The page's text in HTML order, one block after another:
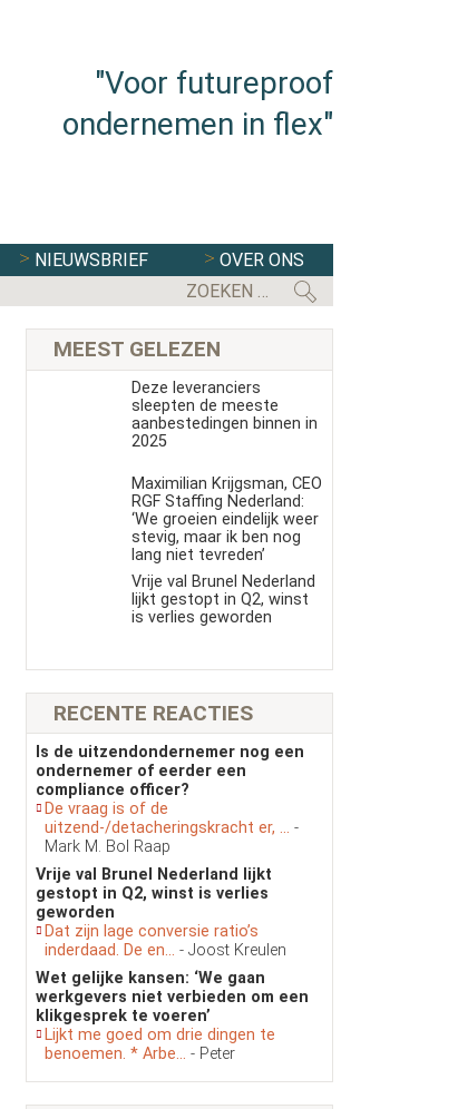
"Voor futureproof
ondernemen in flex"
NIEUWSBRIEF
OVER ONS
EERSTE KAMER STEMT IN MET
MEEST GELEZEN
Deze leveranciers
sleepten de meeste
aanbestedingen binnen in
2025
Maximilian Krijgsman, CEO
RGF Staffing Nederland:
‘We groeien eindelijk weer
stevig, maar ik ben nog
lang niet tevreden’
Vrije val Brunel Nederland
lijkt gestopt in Q2, winst
is verlies geworden
RECENTE REACTIES
Is de uitzendondernemer nog een
ondernemer of eerder een
compliance officer?
De vraag is of de
uitzend-/detacheringskracht er, ... -
Mark M. Bol Raap
Vrije val Brunel Nederland lijkt
gestopt in Q2, winst is verlies
geworden
Dat zijn lage conversie ratio’s
inderdaad. De en... - Joost Kreulen
Wet gelijke kansen: ‘We gaan
werkgevers niet verbieden om een
klikgesprek te voeren’
Lijkt me goed om drie dingen te
benoemen. * Arbe... - Peter